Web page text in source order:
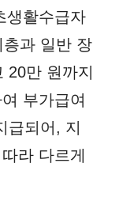
생활수급자
과 일반 장
20만 원까지
부가급여
급되어, 지
라 다르게